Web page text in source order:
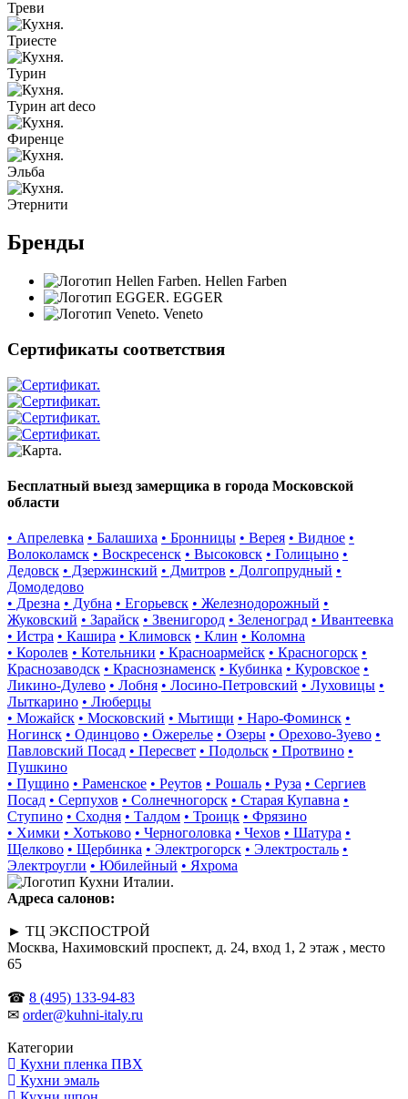
Треви
Триесте
Турин
Турин art deco
Фиренце
Эльба
Этернити
Бренды
Hellen Farben
EGGER
Veneto
Сертификаты соответствия
Бесплатный выезд замерщика в города Московской
области
• Апрелевка • Балашиха • Бронницы • Верея • Видное •
Волоколамск • Воскресенск • Высоковск • Голицыно •
Дедовск • Дзержинский • Дмитров • Долгопрудный •
Домодедово
• Дрезна • Дубна • Егорьевск • Железнодорожный •
Жуковский • Зарайск • Звенигород • Зеленоград • Ивантеевка
• Истра • Кашира • Климовск • Клин • Коломна
• Королев • Котельники • Красноармейск • Красногорск •
Краснозаводск • Краснознаменск • Кубинка • Куровское •
Ликино-Дулево • Лобня • Лосино-Петровский • Луховицы •
Лыткарино • Люберцы
• Можайск • Московский • Мытищи • Наро-Фоминск •
Ногинск • Одинцово • Ожерелье • Озеры • Орехово-Зуево •
Павловский Посад • Пересвет • Подольск • Протвино •
Пушкино
• Пущино • Раменское • Реутов • Рошаль • Руза • Сергиев
Посад • Серпухов • Солнечногорск • Старая Купавна •
Ступино • Сходня • Талдом • Троицк • Фрязино
• Химки • Хотьково • Черноголовка • Чехов • Шатура •
Щелково • Щербинка • Электрогорск • Электросталь •
Электроугли • Юбилейный • Яхрома
Адреса салонов:
► ТЦ ЭКСПОСТРОЙ
Москва, Нахимовский проспект, д. 24, вход 1, 2 этаж , место
65
☎ 8 (495) 133-94-83
✉ order@kuhni-italy.ru
Категории
Кухни пленка ПВХ
Кухни эмаль